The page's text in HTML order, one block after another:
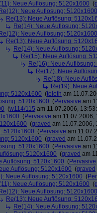
Neue Auflösung: 5120x1600 (
Re(12): Neue Auflösung: 5120x1600
Re(13): Neue Auflösung:
Re(14): Neue Auflösung:
Re(12): Neue Auflösung: 5120x1600
Re(13): Neue Auflösung:
Re(14): Neue Auflösung:
Re(15): Neue Auflösung:
Re(16): Neue
Re(17): Neue
Re(18): Neue
Re(19): Neue
5120x1600 (teleth am
5120x1600 (Pervasive am
(w114/115 am 11.07.2006,
(Pervasive am 11.07.2006,
(graved am 11.07.2006,
5120x1600 (Pervasive am
5120x1600 (graved am
5120x1600 (Pervasive am
5120x1600 (graved am
Auflösung: 5120x1600 (Pervasive
Auflösung: 5120x1600 (graved
Neue Auflösung: 5120x1600 (
Neue Auflösung: 5120x1600 (
Re(12): Neue Auflösung: 5120x1600
Re(13): Neue Auflösung:
Re(14): Neue Auflösung: